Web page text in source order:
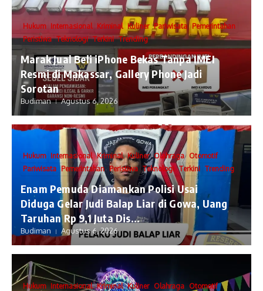
Hukum Internasional Kriminal Kuliner Pariwisata Pemerintahan
Peristiwa Teknologi Terkini Trending
​Marak Jual Beli iPhone Bekas Tanpa IMEI
Resmi di Makassar, Gallery Phone Jadi
Sorotan
Budiman Agustus 6, 2026
Hukum Internasional Kriminal Kuliner Olahraga Otomotif
Pariwisata Pemerintahan Peristiwa Teknologi Terkini Trending
Enam Pemuda Diamankan Polisi Usai
Diduga Gelar Judi Balap Liar di Gowa, Uang
Taruhan Rp 9,1 Juta Dis...
Budiman Agustus 6, 2026
Hukum Internasional Kriminal Kuliner Olahraga Otomotif